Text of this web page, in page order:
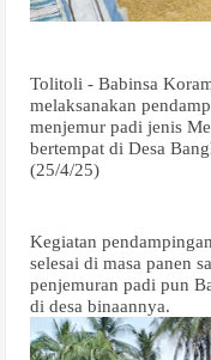
Tolitoli - Babinsa
melaksanakan
menjemur padi jenis
bertempat di Desa
(25/4/25)
Kegiatan
selesai di masa panen
penjemuran padi pun
di desa binaannya.